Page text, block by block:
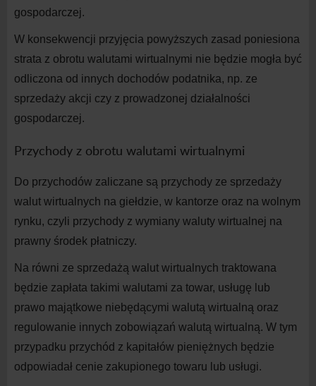
gospodarczej.
W konsekwencji przyjęcia powyższych zasad poniesiona
strata z obrotu walutami wirtualnymi nie będzie mogła być
odliczona od innych dochodów podatnika, np. ze
sprzedaży akcji czy z prowadzonej działalności
gospodarczej.
Przychody z obrotu walutami wirtualnymi
Do przychodów zaliczane są przychody ze sprzedaży
walut wirtualnych na giełdzie, w kantorze oraz na wolnym
rynku, czyli przychody z wymiany waluty wirtualnej na
prawny środek płatniczy.
Na równi ze sprzedażą walut wirtualnych traktowana
będzie zapłata takimi walutami za towar, usługę lub
prawo majątkowe niebędącymi walutą wirtualną oraz
regulowanie innych zobowiązań walutą wirtualną. W tym
przypadku przychód z kapitałów pieniężnych będzie
odpowiadał cenie zakupionego towaru lub usługi.